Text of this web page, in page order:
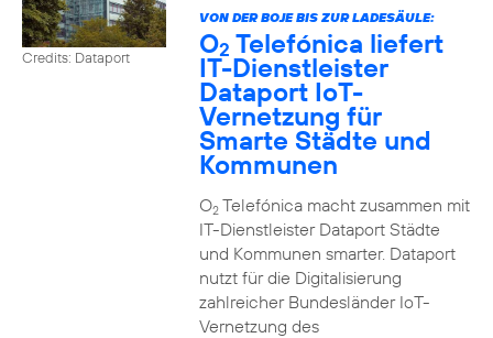
Credits: Dataport
VON DER BOJE BIS ZUR LADESÄULE:
O2 Telefónica liefert
IT-Dienstleister
Dataport IoT-
Vernetzung für
Smarte Städte und
Kommunen
O2Telefónica macht zusammen mit
IT-Dienstleister Dataport Städte
und Kommunen smarter. Dataport
nutzt für die Digitalisierung
zahlreicher Bundesländer IoT-
Vernetzung des